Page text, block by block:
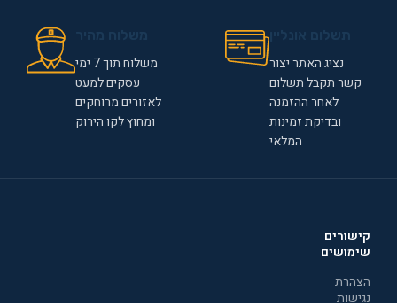
נציג האתר יצור
קשר תקבל תשלום
לאחר ההזמנה
ובדיקת זמינות
המלאי
משלוח תוך 7 ימי
עסקים למעט
לאזורים מרוחקים
ומחוץ לקו הירוק
קישורים
שימושים
הצהרת
נגישות